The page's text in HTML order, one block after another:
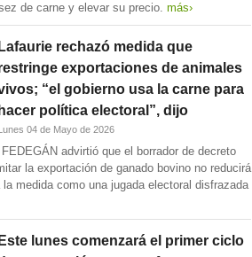
de carne y elevar su precio. más›
Lafaurie rechazó medida que
exportaciones de animales
“el gobierno usa la carne para
hacer política electoral”, dijo
04 de Mayo de 2026
advirtió que el borrador de decreto
la exportación de ganado bovino no reducirá
medida como una jugada electoral disfrazada
Este lunes comenzará el primer ciclo